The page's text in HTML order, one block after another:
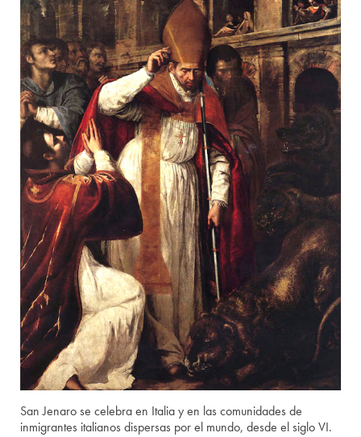
San Jenaro se celebra en Italia y en las comunidades de
inmigrantes italianos dispersas por el mundo, desde el siglo VI.